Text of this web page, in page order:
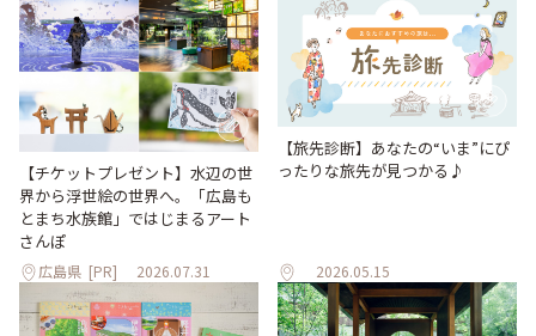
【チケットプレゼント】水辺の世
界から浮世絵の世界へ。「広島も
とまち水族館」ではじまるアート
さんぽ
広島県 [PR] 2026.07.31
【旅先診断】あなたの“いま”にぴ
ったりな旅先が見つかる♪
2026.05.15